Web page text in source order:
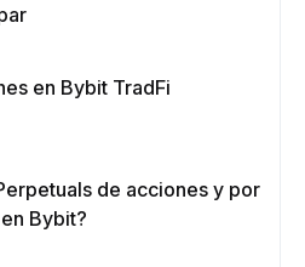
en Bybit TradFi
de acciones y por
Bybit?